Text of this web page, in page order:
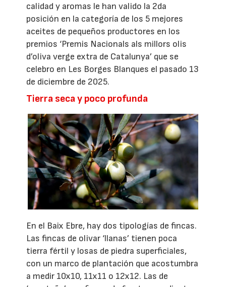
calidad y aromas le han valido la 2da
posición en la categoría de los 5 mejores
aceites de pequeños productores en los
premios ‘Premis Nacionals als millors olis
d’oliva verge extra de Catalunya’ que se
celebro en Les Borges Blanques el pasado 13
de diciembre de 2025.
Tierra seca y poco profunda
En el Baix Ebre, hay dos tipologías de fincas.
Las fincas de olivar ‘llanas’ tienen poca
tierra fértil y losas de piedra superficiales,
con un marco de plantación que acostumbra
a medir 10x10, 11x11 o 12x12. Las de